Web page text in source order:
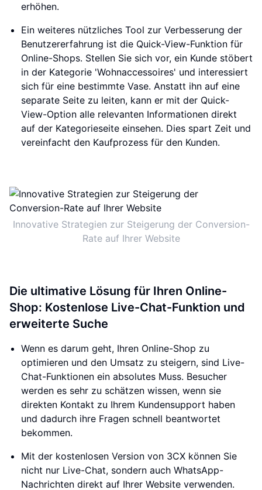
erhöhen.
Ein weiteres nützliches Tool zur Verbesserung der
Benutzererfahrung ist die Quick-View-Funktion für
Online-Shops. Stellen Sie sich vor, ein Kunde stöbert
in der Kategorie 'Wohnaccessoires' und interessiert
sich für eine bestimmte Vase. Anstatt ihn auf eine
separate Seite zu leiten, kann er mit der Quick-
View-Option alle relevanten Informationen direkt
auf der Kategorieseite einsehen. Dies spart Zeit und
vereinfacht den Kaufprozess für den Kunden.
Innovative Strategien zur Steigerung der Conversion-
Rate auf Ihrer Website
Die ultimative Lösung für Ihren Online-
Shop: Kostenlose Live-Chat-Funktion und
erweiterte Suche
Wenn es darum geht, Ihren Online-Shop zu
optimieren und den Umsatz zu steigern, sind Live-
Chat-Funktionen ein absolutes Muss. Besucher
werden es sehr zu schätzen wissen, wenn sie
direkten Kontakt zu Ihrem Kundensupport haben
und dadurch ihre Fragen schnell beantwortet
bekommen.
Mit der kostenlosen Version von 3CX können Sie
nicht nur Live-Chat, sondern auch WhatsApp-
Nachrichten direkt auf Ihrer Website verwenden.